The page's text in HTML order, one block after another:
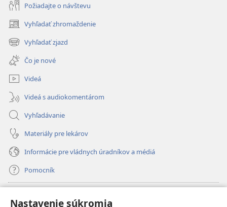
Nastavenie súkromia
Požiadajte o návštevu
Vyhľadať zhromaždenie
(otvorí
nové
okno)
Vyhľadať zjazd
(otvorí
nové
okno)
Čo je nové
Videá
Videá s audiokomentárom
Vyhľadávanie
Materiály pre lekárov
Informácie pre vládnych úradníkov a médiá
Pomocník
(otvorí